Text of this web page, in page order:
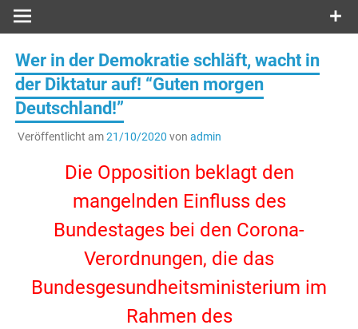
Wer in der Demokratie schläft, wacht in
der Diktatur auf! “Guten morgen
Deutschland!”
Veröffentlicht am21/10/2020 von admin
Die Opposition beklagt den
mangelnden Einfluss des
Bundestages bei den Corona-
Verordnungen, die das
Bundesgesundheitsministerium im
Rahmen des